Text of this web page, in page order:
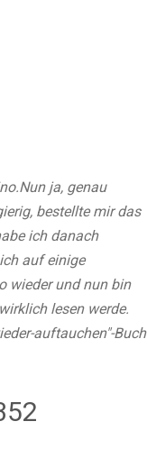
Nun ja, genau
bestellte mir das
ich danach
auf einige
wieder und nun bin
lesen werde.
auftauchen"-Buch